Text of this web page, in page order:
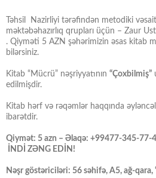
Təhsil Nazirliyi tərəfindən metodiki
məktəbəhazırlıq qrupları üçün – Zaur
. Qiyməti 5 AZN şəhərimizin əsas kitab
bilərsiniz.
Kitab “Mücrü” nəşriyyatının “Çoxbilmiş”
edilmişdir.
Kitab hərf və rəqəmlər haqqında
ibarətdir.
Qiymət: 5 azn – Əlaqə: +99477-345-
İNDİ ZƏNG EDİN!
Nəşr göstəriciləri: 56 səhifə, A5, ağ-